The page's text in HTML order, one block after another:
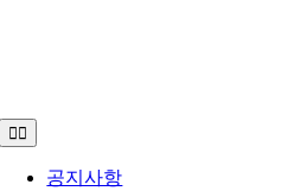
Toggle
Navigation
공지사항